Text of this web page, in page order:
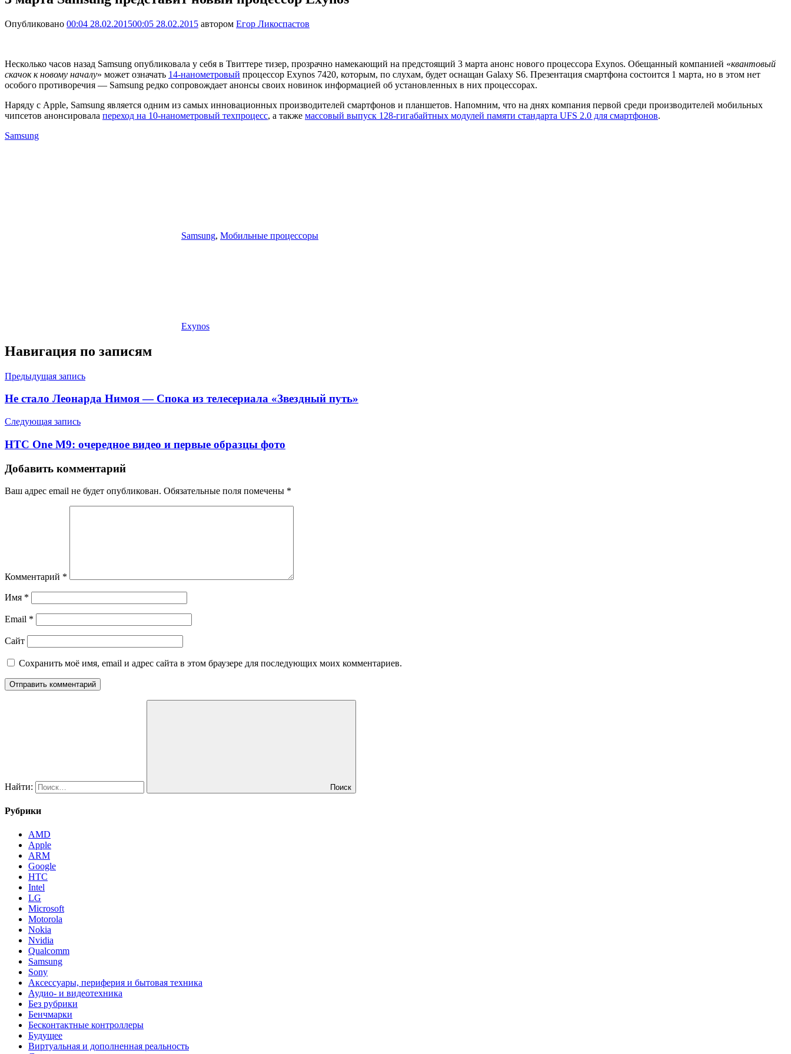
Опубликовано 00:04 28.02.201500:05 28.02.2015 автором Егор Ликоспастов
Несколько часов назад Samsung опубликовала у себя в Твиттере тизер, прозрачно намекающий на предстоящий 3 марта анонс нового процессора Exynos. Обещанный компанией «квантовый
скачок к новому началу» может означать 14-нанометровый процессор Exynos 7420, которым, по слухам, будет оснащан Galaxy S6. Презентация смартфона состоится 1 марта, но в этом нет
особого противоречия — Samsung редко сопровождает анонсы своих новинок информацией об установленных в них процессорах.
Наряду с Apple, Samsung является одним из самых инновационных производителей смартфонов и планшетов. Напомним, что на днях компания первой среди производителей мобильных
чипсетов анонсировала переход на 10-нанометровый техпроцесс, а также массовый выпуск 128-гигабайтных модулей памяти стандарта UFS 2.0 для смартфонов.
Samsung
Samsung, Мобильные процессоры
Exynos
Навигация по записям
Предыдущая запись
Не стало Леонарда Нимоя — Спока из телесериала «Звездный путь»
Следующая запись
HTC One M9: очередное видео и первые образцы фото
Добавить комментарий
Ваш адрес email не будет опубликован. Обязательные поля помечены *
Комментарий *
Имя *
Email *
Сайт
Сохранить моё имя, email и адрес сайта в этом браузере для последующих моих комментариев.
Найти: Поиск
Рубрики
AMD
Apple
ARM
Google
HTC
Intel
LG
Microsoft
Motorola
Nokia
Nvidia
Qualcomm
Samsung
Sony
Аксессуары, периферия и бытовая техника
Аудио- и видеотехника
Без рубрики
Бенчмарки
Бесконтактные контроллеры
Будущее
Виртуальная и дополненная реальность